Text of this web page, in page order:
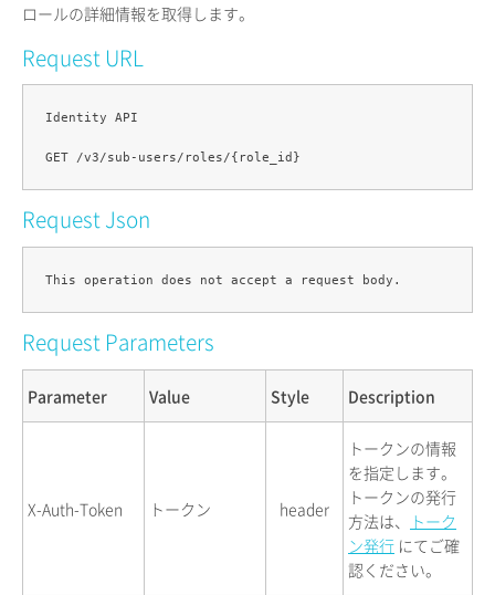
サービス一覧
サポート
ロールの詳細情報を取得します。
Request URL
Identity API
Request Json
Request Parameters
Parameter Value Style Description
X-Auth-Token トークン header
トークンの情報
を指定します。
トークンの発行
方法は、
トーク
ン発行 にてご確
認ください。